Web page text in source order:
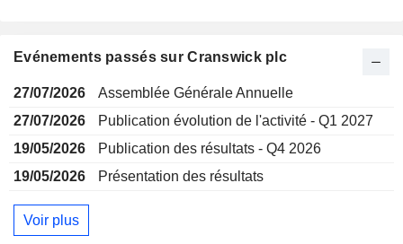
Evénements passés sur Cranswick plc
27/07/2026
Assemblée Générale Annuelle
27/07/2026
Publication évolution de l'activité - Q1 2027
19/05/2026
Publication des résultats - Q4 2026
19/05/2026
Présentation des résultats
Voir plus